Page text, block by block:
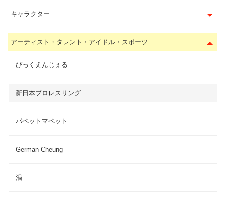
キャラクター
アーティスト・タレント・アイドル・スポーツ
びっくえんじぇる
新日本プロレスリング
パペットマペット
German Cheung
渦